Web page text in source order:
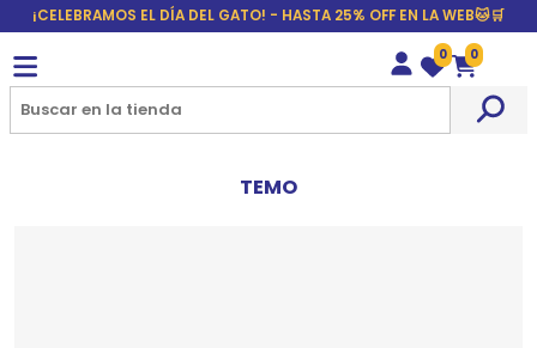
¡CELEBRAMOS EL DÍA DEL GATO! - HASTA 25% OFF EN LA WEB🐱🛒
Wishlist
0
Carrito
0
TEMO